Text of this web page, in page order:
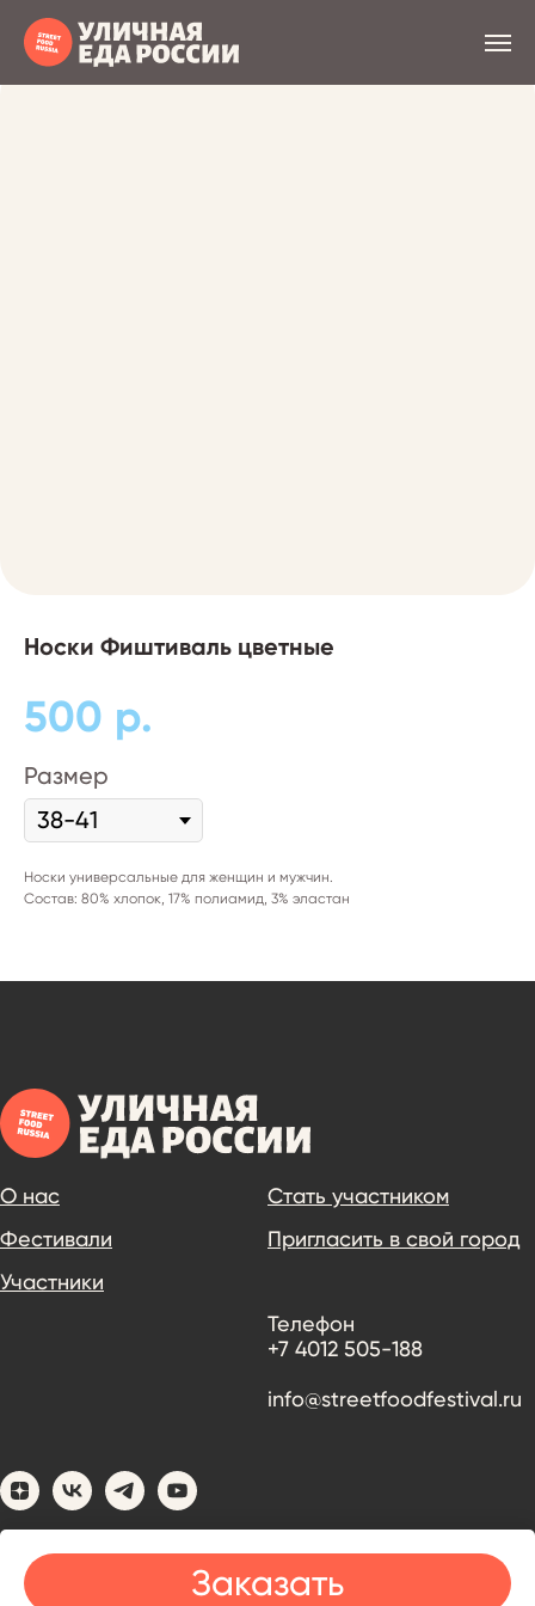
Носки Фиштиваль цветные
500 р.
Размер
Заказать
Носки универсальные для женщин и мужчин.
Состав: 80% хлопок, 17% полиамид, 3% эластан
О нас
Фестивали
Участники
Стать участником
Пригласить в свой город
Телефон
+7 4012 505-188
info@streetfoodfestival.ru